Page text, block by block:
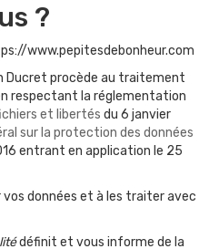
?
www.pepitesdebonheur.com
Ducret procède au traitement
respectant la réglementation
et libertés du 6 janvier
sur la protection des données
entrant en application le 25
vos données et à les traiter avec
définit et vous informe de la